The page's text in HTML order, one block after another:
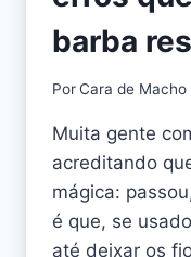
barba
PorCara de Macho
Muita gente
acreditando
mágica:
é que, se
até deixar os